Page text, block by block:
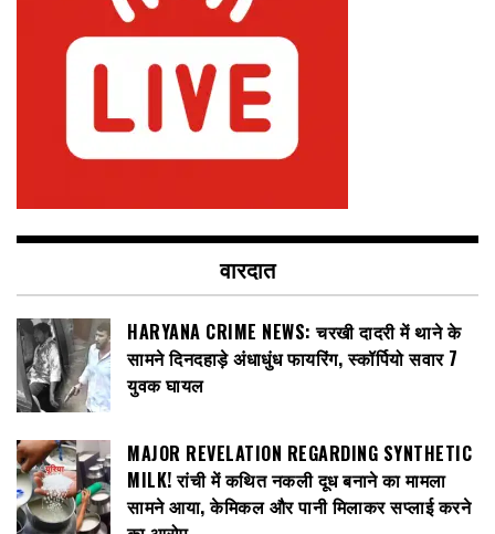
वारदात
HARYANA CRIME NEWS: चरखी दादरी में थाने के
सामने दिनदहाड़े अंधाधुंध फायरिंग, स्कॉर्पियो सवार 7
युवक घायल
MAJOR REVELATION REGARDING SYNTHETIC
MILK! रांची में कथित नकली दूध बनाने का मामला
सामने आया, केमिकल और पानी मिलाकर सप्लाई करने